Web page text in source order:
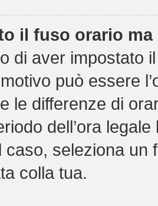
il fuso orario ma
di aver impostato
può essere
le differenze di
dell’ora
caso, seleziona
colla tua.